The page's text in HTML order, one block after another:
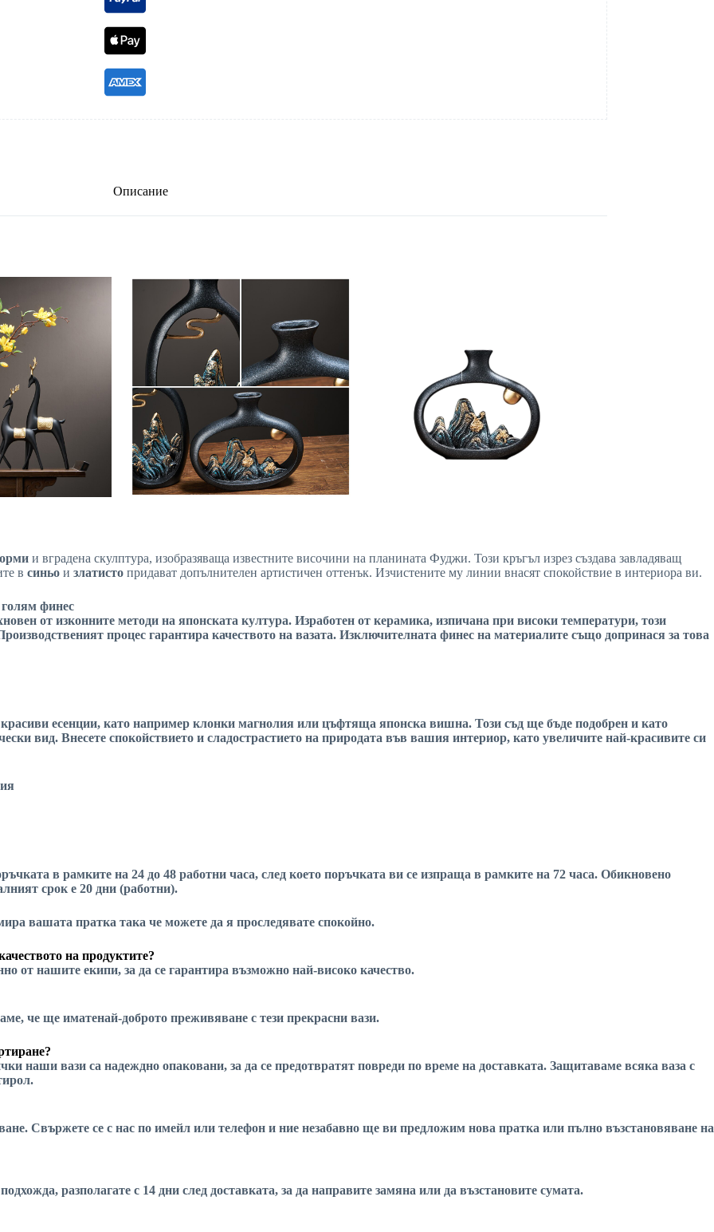
Описание
и вградена скулптура, изобразяваща известните височини на планината Фуджи. Този кръгъл изрез създава завладяващ
в синьо и златисто придават допълнителен артистичен оттенък. Изчистените му линии внасят спокойствие в интериора ви.
финес
от изконните методи на японската култура. Изработен от керамика, изпичана при високи температури, този
процес гарантира качеството на вазата. Изключителната финес на материалите също допринася за това
есенции, като например клонки магнолия или цъфтяща японска вишна. Този съд ще бъде подобрен и като
вид. Внесете спокойствието и сладострастието на природата във вашия интериор, като увеличите най-красивите си
в рамките на 24 до 48 работни часа, след което поръчката ви се изпраща в рамките на 72 часа. Обикновено
срок е 20 дни (работни).
вашата пратка така че можете да я проследявате спокойно.
на продуктите?
от нашите екипи, за да се гарантира възможно най-високо качество.
че ще иматенай-доброто преживяване с тези прекрасни вази.
наши вази са надеждно опаковани, за да се предотвратят повреди по време на доставката. Защитаваме всяка ваза с
Свържете се с нас по имейл или телефон и ние незабавно ще ви предложим нова пратка или пълно възстановяване на
разполагате с 14 дни след доставката, за да направите замяна или да възстановите сумата.